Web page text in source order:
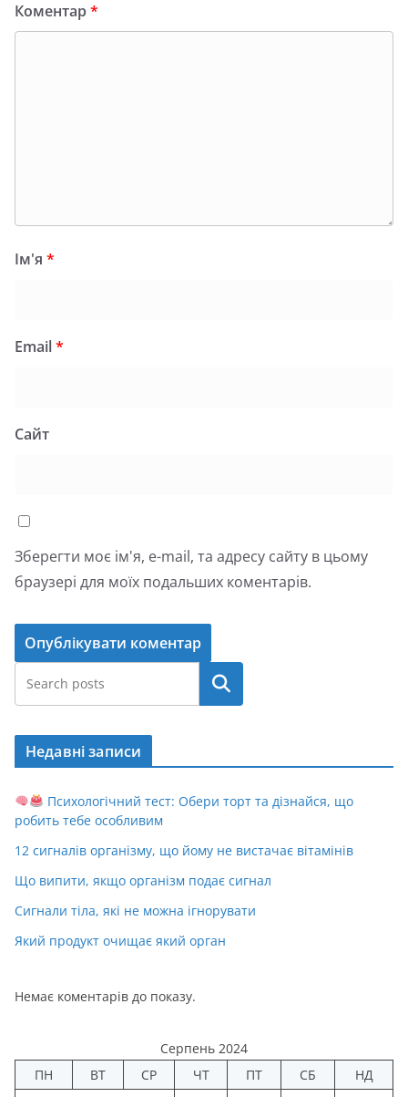
Коментар*
Ім'я *
Email*
Сайт
Зберегти моє ім'я, e-mail, та адресу сайту в цьому
браузері для моїх подальших коментарів.
Пошук
Недавні записи
Психологічний тест: Обери торт та дізнайся, що
робить тебе особливим
12 сигналів організму, що йому не вистачає вітамінів
Що випити, якщо організм подає сигнал
Сигнали тіла, які не можна ігнорувати
Який продукт очищає який орган
Немає коментарів до показу.
Серпень 2024
ПН
ВТ СР ЧТ ПТ СБ
НД